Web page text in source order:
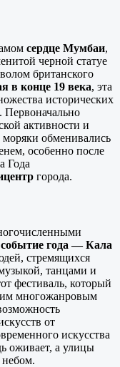
сердце Мумбаи,
черной статуе
британского
в конце 19 века, эта
исторических
Первоначально
активности и
моряки обменивались
особенно после
Года
города.
событие года — Кала
стремящихся
танцами и
фестиваль, который
многожанровым
от
искусства
оживает, а улицы